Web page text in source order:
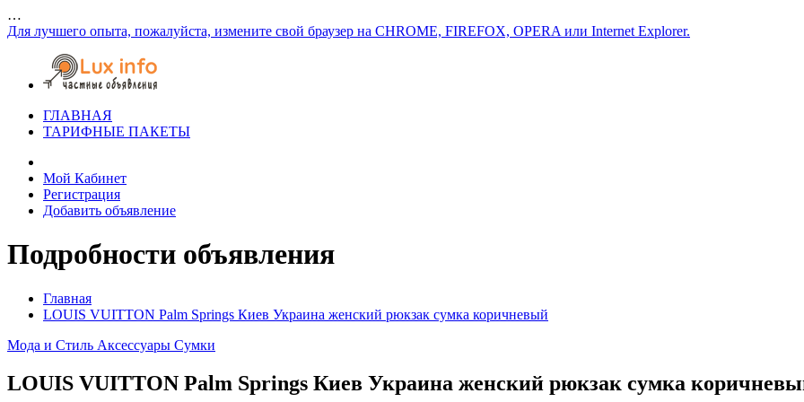
…
Для лучшего опыта, пожалуйста, измените свой браузер на CHROME, FIREFOX, OPERA или Internet Explorer.
ГЛАВНАЯ
ТАРИФНЫЕ ПАКЕТЫ
Мой Кабинет
Регистрация
Добавить объявление
Подробности объявления
Главная
LOUIS VUITTON Palm Springs Киев Украина женский рюкзак сумка коричневый
Мода и Стиль Аксессуары Сумки
LOUIS VUITTON Palm Springs Киев Украина женский рюкзак сумка